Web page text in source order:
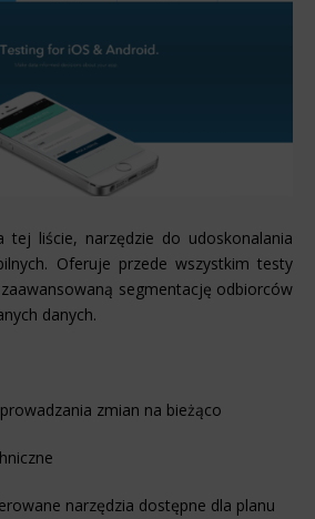
tej liście, narzędzie do udoskonalania
Oferuje przede wszystkim testy
segmentację odbiorców
danych.
zmian na bieżąco
narzędzia dostępne dla planu